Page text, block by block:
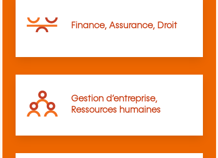
Finance, Assurance, Droit
Gestion d’entreprise,
Ressources humaines